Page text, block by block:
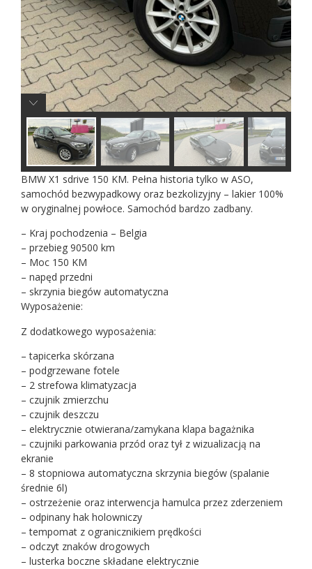
BMW X1 sdrive 150 KM. Pełna historia tylko w ASO,
samochód bezwypadkowy oraz bezkolizyjny – lakier 100%
w oryginalnej powłoce. Samochód bardzo zadbany.
– Kraj pochodzenia – Belgia
– przebieg 90500 km
– Moc 150 KM
– napęd przedni
– skrzynia biegów automatyczna
Wyposażenie:
Z dodatkowego wyposażenia:
– tapicerka skórzana
– podgrzewane fotele
– 2 strefowa klimatyzacja
– czujnik zmierzchu
– czujnik deszczu
– elektrycznie otwierana/zamykana klapa bagażnika
– czujniki parkowania przód oraz tył z wizualizacją na
ekranie
– 8 stopniowa automatyczna skrzynia biegów (spalanie
średnie 6l)
– ostrzeżenie oraz interwencja hamulca przez zderzeniem
– odpinany hak holowniczy
– tempomat z ogranicznikiem prędkości
– odczyt znaków drogowych
– lusterka boczne składane elektrycznie